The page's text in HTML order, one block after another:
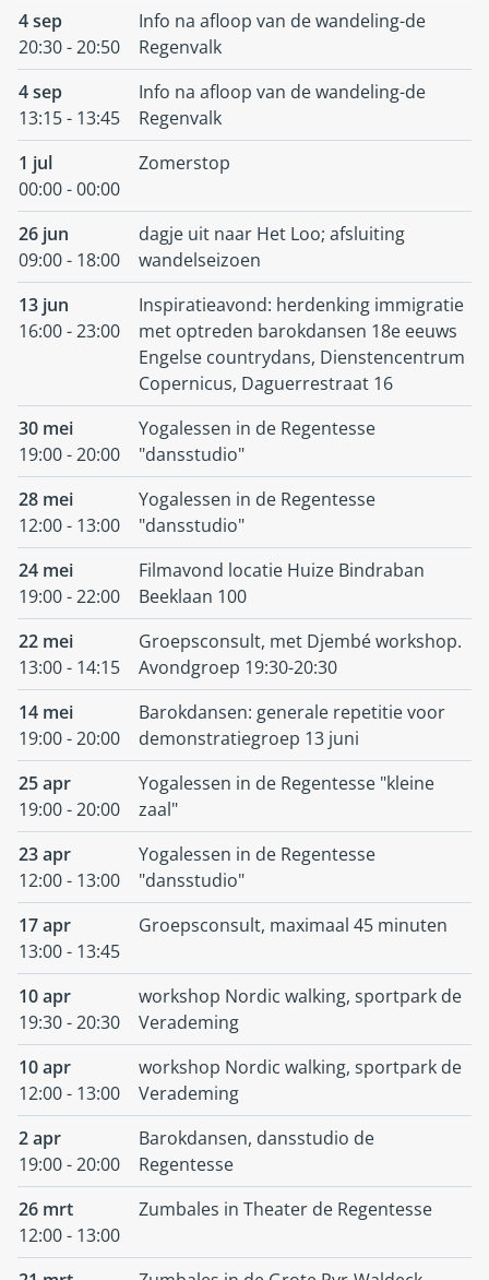
4 sep
20:30 - 20:50
Info na afloop van de wandeling-de
Regenvalk
4 sep
13:15 - 13:45
Info na afloop van de wandeling-de
Regenvalk
1 jul
00:00 - 00:00
Zomerstop
26 jun
09:00 - 18:00
dagje uit naar Het Loo; afsluiting
wandelseizoen
13 jun
16:00 - 23:00
Inspiratieavond: herdenking immigratie
met optreden barokdansen 18e eeuws
Engelse countrydans, Dienstencentrum
Copernicus, Daguerrestraat 16
30 mei
19:00 - 20:00
Yogalessen in de Regentesse
"dansstudio"
28 mei
12:00 - 13:00
Yogalessen in de Regentesse
"dansstudio"
24 mei
19:00 - 22:00
Filmavond locatie Huize Bindraban
Beeklaan 100
22 mei
13:00 - 14:15
Groepsconsult, met Djembé workshop.
Avondgroep 19:30-20:30
14 mei
19:00 - 20:00
Barokdansen: generale repetitie voor
demonstratiegroep 13 juni
25 apr
19:00 - 20:00
Yogalessen in de Regentesse "kleine
zaal"
23 apr
12:00 - 13:00
Yogalessen in de Regentesse
"dansstudio"
17 apr
13:00 - 13:45
Groepsconsult, maximaal 45 minuten
10 apr
19:30 - 20:30
workshop Nordic walking, sportpark de
Verademing
10 apr
12:00 - 13:00
workshop Nordic walking, sportpark de
Verademing
2 apr
19:00 - 20:00
Barokdansen, dansstudio de
Regentesse
26 mrt
12:00 - 13:00
Zumbales in Theater de Regentesse